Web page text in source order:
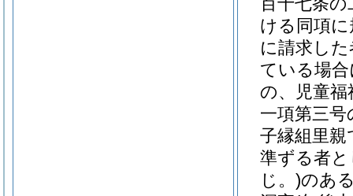
ける同項
に請求した
ている場
の、児童福
一項第三
子縁組里
準ずる者
じ。)のあ